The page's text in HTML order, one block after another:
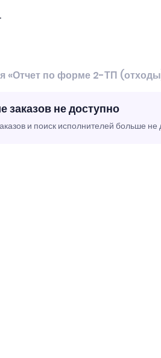
«Отчет по форме 2-ТП
заказов не доступно
и поиск исполнителей больше не